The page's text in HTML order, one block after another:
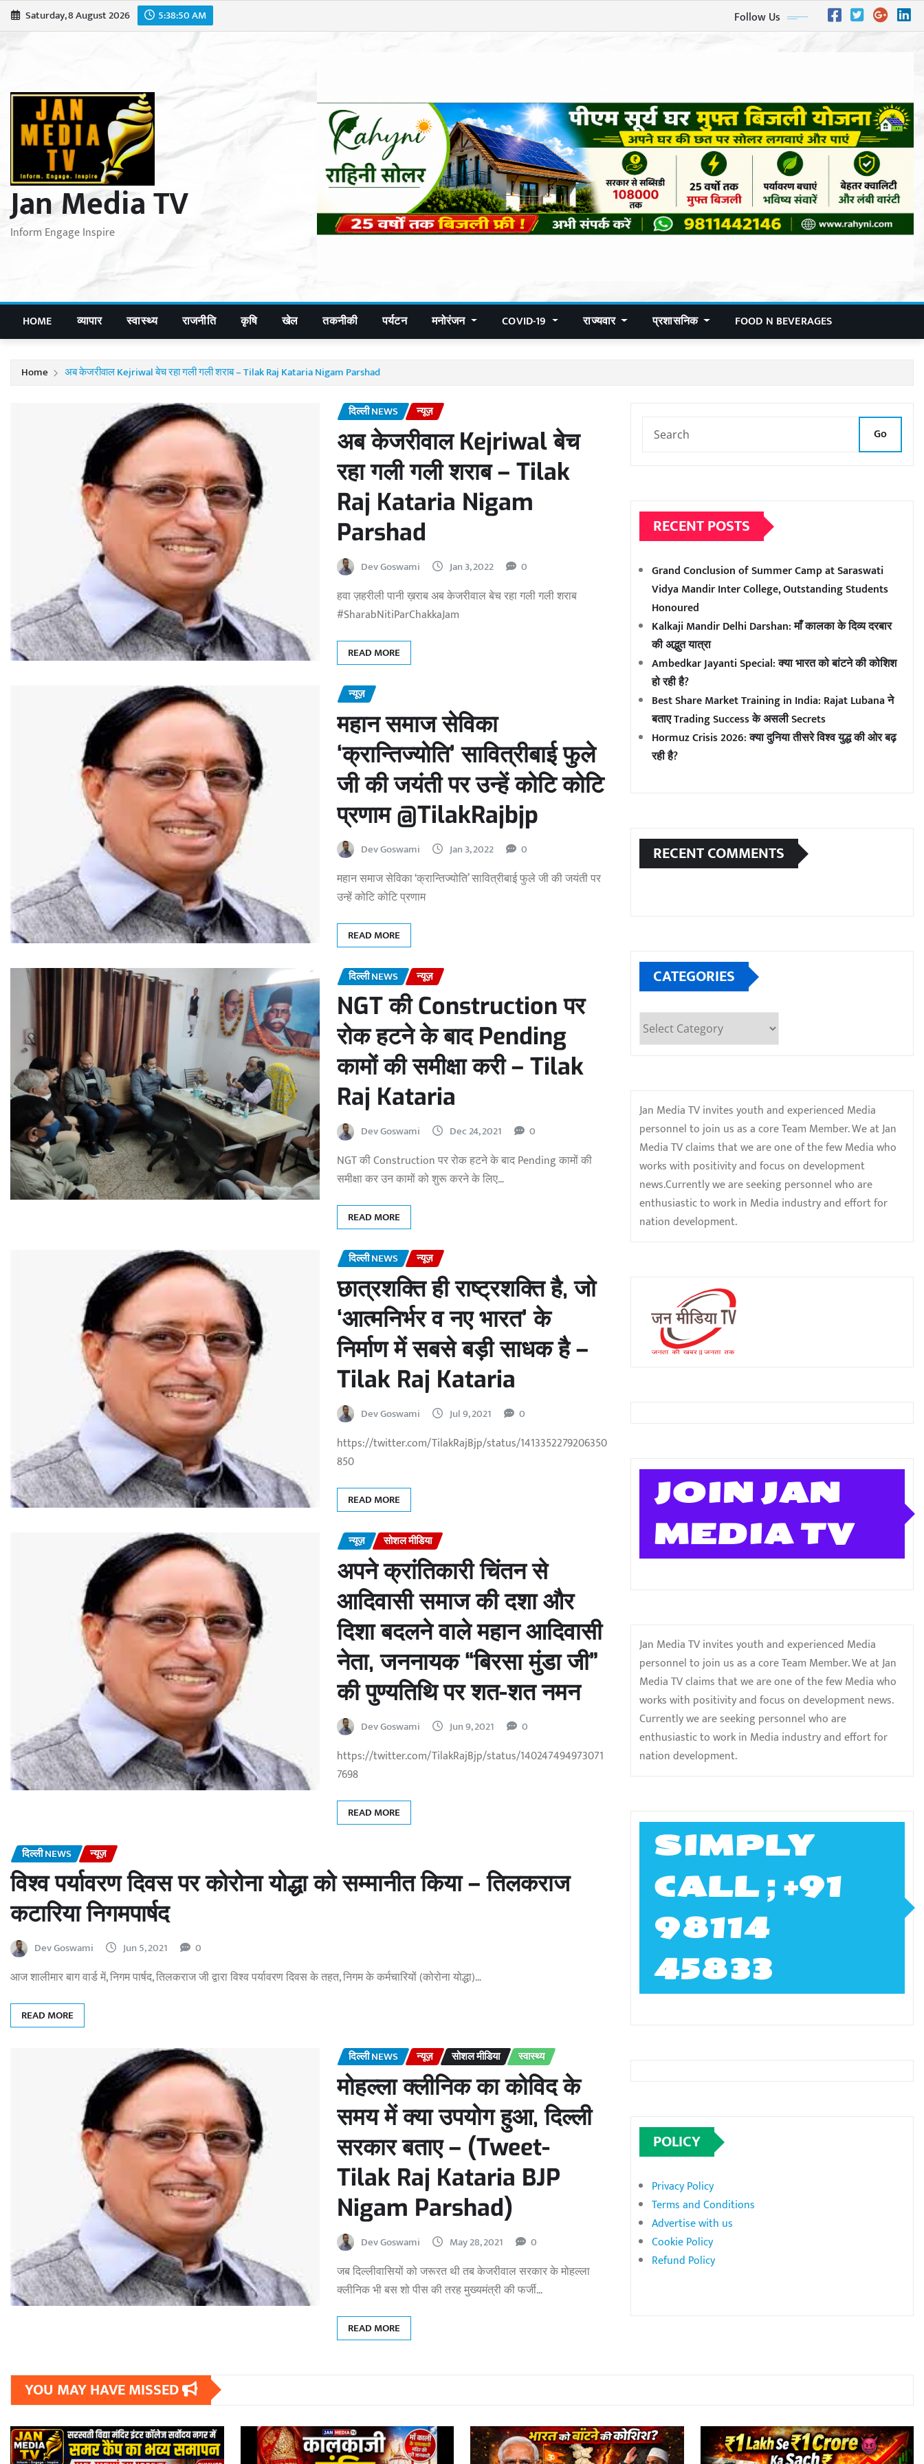
Skip
to
Saturday, 8 August 2026 5:38:52 AM Follow Us
Jan Media TV
Inform Engage Inspire
HOME व्यापार स्वास्थ्य राजनीति कृषि खेल तकनीकी पर्यटन मनोरंजन COVID-19 राज्यवार प्रशासनिक FOOD N BEVERAGES
Home अब केजरीवाल Kejriwal बेच रहा गली गली शराब – Tilak Raj Kataria Nigam Parshad
दिल्ली NEWS न्यूज़
अब केजरीवाल Kejriwal बेच
रहा गली गली शराब – Tilak
Raj Kataria Nigam
Parshad
Dev Goswami Jan 3, 2022 0
हवा ज़हरीली पानी ख़राब अब केजरीवाल बेच रहा गली गली शराब
#SharabNitiParChakkaJam
READ MORE
न्यूज़
महान समाज सेविका
‘क्रान्तिज्योति’ सावित्रीबाई फुले
जी की जयंती पर उन्हें कोटि कोटि
प्रणाम @TilakRajbjp
Dev Goswami Jan 3, 2022 0
महान समाज सेविका ‘क्रान्तिज्योति’ सावित्रीबाई फुले जी की जयंती पर
उन्हें कोटि कोटि प्रणाम
READ MORE
दिल्ली NEWS न्यूज़
NGT की Construction पर
रोक हटने के बाद Pending
कामों की समीक्षा करी – Tilak
Raj Kataria
Dev Goswami Dec 24, 2021 0
NGT की Construction पर रोक हटने के बाद Pending कामों की
समीक्षा कर उन कामों को शुरू करने के लिए…
READ MORE
दिल्ली NEWS न्यूज़
छात्रशक्ति ही राष्ट्रशक्ति है, जो
‘आत्मनिर्भर व नए भारत’ के
निर्माण में सबसे बड़ी साधक है –
Tilak Raj Kataria
Dev Goswami Jul 9, 2021 0
https://twitter.com/TilakRajBjp/status/1413352279206350
850
READ MORE
न्यूज़ सोशल मीडिया
अपने क्रांतिकारी चिंतन से
आदिवासी समाज की दशा और
दिशा बदलने वाले महान आदिवासी
नेता, जननायक “बिरसा मुंडा जी”
की पुण्यतिथि पर शत-शत नमन
Dev Goswami Jun 9, 2021 0
https://twitter.com/TilakRajBjp/status/140247494973071
7698
READ MORE
दिल्ली NEWS न्यूज़
विश्व पर्यावरण दिवस पर कोरोना योद्धा को सम्मानीत किया – तिलकराज
कटारिया निगमपार्षद
Dev Goswami Jun 5, 2021 0
आज शालीमार बाग वार्ड में, निगम पार्षद, तिलकराज जी द्वारा विश्व पर्यावरण दिवस के तहत, निगम के कर्मचारियों (कोरोना योद्धा)…
READ MORE
दिल्ली NEWS न्यूज़ सोशल मीडिया स्वास्थ्य
मोहल्ला क्लीनिक का कोविद के
समय में क्या उपयोग हुआ, दिल्ली
सरकार बताए – (Tweet-
Tilak Raj Kataria BJP
Nigam Parshad)
Dev Goswami May 28, 2021 0
जब दिल्लीवासियों को जरूरत थी तब केजरीवाल सरकार के मोहल्ला
क्लीनिक भी बस शो पीस की तरह मुख्यमंत्री की फर्जी…
READ MORE
Go
RECENT POSTS
Grand Conclusion of Summer Camp at Saraswati
Vidya Mandir Inter College, Outstanding Students
Honoured
Kalkaji Mandir Delhi Darshan: माँ कालका के दिव्य दरबार
की अद्भुत यात्रा
Ambedkar Jayanti Special: क्या भारत को बांटने की कोशिश
हो रही है?
Best Share Market Training in India: Rajat Lubana ने
बताए Trading Success के असली Secrets
Hormuz Crisis 2026: क्या दुनिया तीसरे विश्व युद्ध की ओर बढ़
रही है?
RECENT COMMENTS
CATEGORIES
Categories
Jan Media TV invites youth and experienced Media
personnel to join us as a core Team Member. We at Jan
Media TV claims that we are one of the few Media who
works with positivity and focus on development
news.Currently we are seeking personnel who are
enthusiastic to work in Media industry and effort for
nation development.
JOIN JAN
MEDIA TV
Jan Media TV invites youth and experienced Media
personnel to join us as a core Team Member. We at Jan
Media TV claims that we are one of the few Media who
works with positivity and focus on development news.
Currently we are seeking personnel who are
enthusiastic to work in Media industry and effort for
nation development.
SIMPLY
CALL ; +91
98114
45833
POLICY
Privacy Policy
Terms and Conditions
Advertise with us
Cookie Policy
Refund Policy
YOU MAY HAVE MISSED